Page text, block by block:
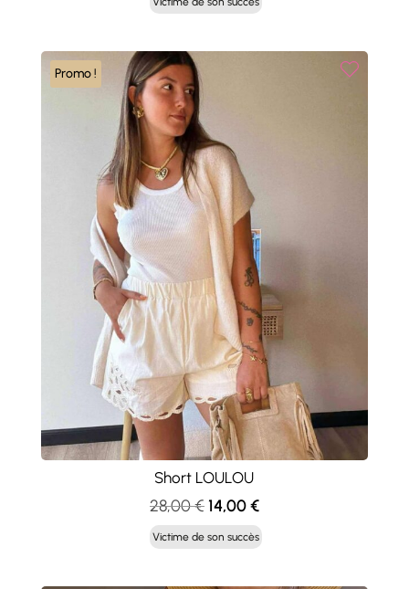
Promo !
Short LOULOU
28,00€ Le
prix
initial
14,00€Le
prix
actuel
Victime de son succès